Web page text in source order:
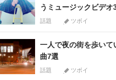
うミュージックビデオ
話題 ツボイ
一人で夜の街を歩いて
曲7選
話題 ツボイ